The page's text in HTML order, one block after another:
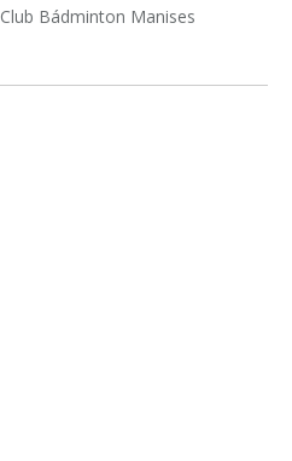
Club Bádminton Manises